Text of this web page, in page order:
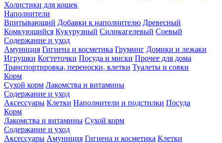
Холистики для кошек
Наполнители
Впитывающий Добавки к наполнителю Древесный
Комкующийся Кукурузный Силикагелевый Соевый
Содержание и уход
Амуниция Гигиена и косметика Груминг Домики и лежаки
Игрушки Когтеточки Посуда и миски Прочее для дома
Транспортировка, переноски, клетки Туалеты и совки
Корм
Сухой корм Лакомства и витамины
Содержание и уход
Аксессуары Клетки Наполнители и подстилки Посуда
Корм
Лакомства и витамины Сухой корм
Содержание и уход
Аксессуары Амуниция Гигиена и косметика Клетки